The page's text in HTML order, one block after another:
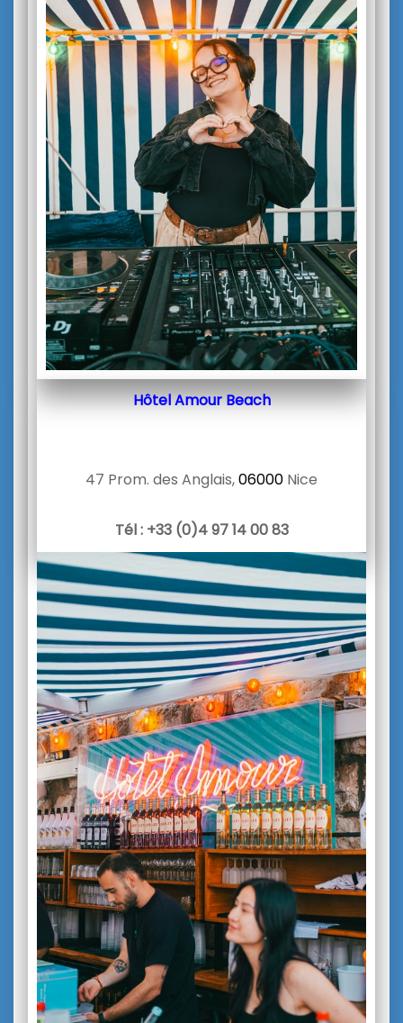
Hôtel Amour Beach
47 Prom. des Anglais,06000 Nice
Tél : +33 (0)4 97 14 00 83